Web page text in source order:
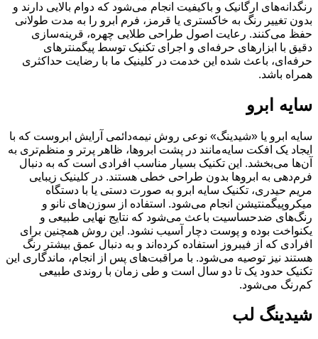
رنگدانه‌های ارگانیک و باکیفیت انجام می‌شود که دوام بالایی دارند و
بدون تغییر رنگ به خاکستری یا قرمز، فرم ابرو را به مدت طولانی
حفظ می‌کنند. رعایت اصول طراحی طلایی چهره، قرینه‌سازی
دقیق با ابزارهای حرفه‌ای و اجرای تکنیک توسط پیگمنترهای
حرفه‌ای، باعث شده این خدمت در کلینیک ما با رضایت حداکثری
همراه باشد.
سایه ابرو
سایه ابرو یا «شیدینگ» نوعی روش نیمه‌دائمی آرایش ابروست که با
ایجاد یک افکت سایه‌مانند در پشت ابروها، ظاهر پرتر و منظم‌تری به
آن‌ها می‌بخشد. این تکنیک بسیار مناسب افرادی است که به دنبال
فرم‌دهی به ابروها بدون طراحی خطی هستند. در کلینیک زیبایی
مریم حیدری، تکنیک سایه ابرو به صورت دستی یا با دستگاه
میکروپیگمنتیشن انجام می‌شود. استفاده از سوزن‌های نانو و
رنگ‌های ضدحساسیت باعث می‌شود که نتایج نهایی طبیعی و
یکنواخت بوده و پوست دچار آسیب نشود. این روش همچنین برای
افرادی که از فیبروز استفاده کرده‌اند و به دنبال عمق بیشتر رنگ
هستند نیز توصیه می‌شود. با مراقبت‌های پس از انجام، ماندگاری این
تکنیک حدود یک تا دو سال است و طی زمان با روندی طبیعی
کم‌رنگ می‌شود.
شیدینگ لب